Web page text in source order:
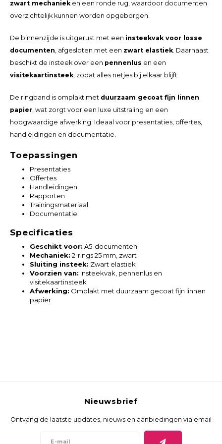
zwart mechanieken een ronde rug, waardoor documenten
overzichtelijk kunnen worden opgeborgen.
De binnenzijde is uitgerust met een insteekvak voor losse
documenten, afgesloten met een zwart elastiek. Daarnaast
beschikt de insteek over een pennenlus en een
visitekaartinsteek, zodat alles netjes bij elkaar blijft.
De ringband is omplakt met duurzaam gecoat fijn linnen
papier, wat zorgt voor een luxe uitstraling en een
hoogwaardige afwerking. Ideaal voor presentaties, offertes,
handleidingen en documentatie.
Toepassingen
Presentaties
Offertes
Handleidingen
Rapporten
Trainingsmateriaal
Documentatie
Specificaties
Geschikt voor: A5-documenten
Mechaniek: 2-rings 25 mm, zwart
Sluiting insteek: Zwart elastiek
Voorzien van: Insteekvak, pennenlus en
visitekaartinsteek
Afwerking: Omplakt met duurzaam gecoat fijn linnen
papier
Nieuwsbrief
Ontvang de laatste updates, nieuws en aanbiedingen via email